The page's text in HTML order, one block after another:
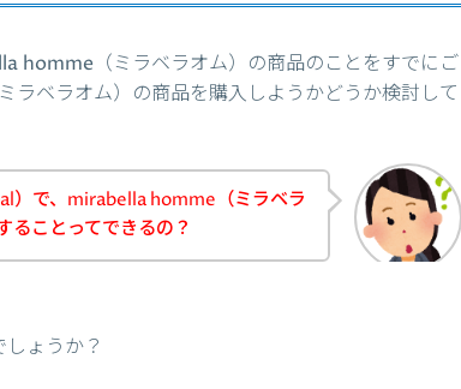
homme（ミラベラオム）の商品のことをすでにご
ベラオム）の商品を購入しようかどうか検討して
）で、mirabella homme（ミラベラ
ることってできるの？
ょうか？